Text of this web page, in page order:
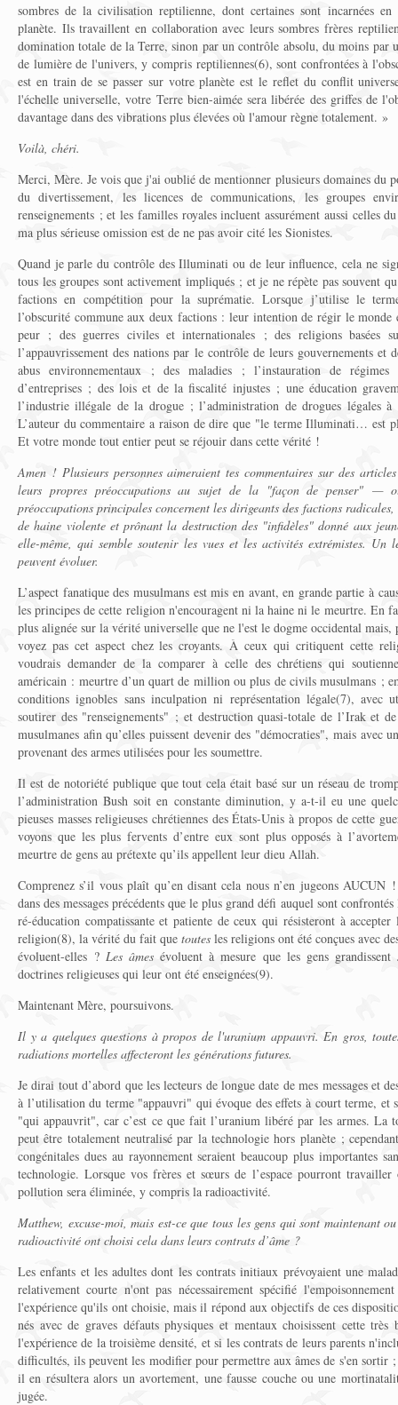
sombres de la civilisation reptilienne, dont certaines sont incarnées
planète. Ils travaillent en collaboration avec leurs sombres frères
domination totale de la Terre, sinon par un contrôle absolu, du moins par
de lumière de l'univers, y compris reptiliennes(6), sont confrontées à
est en train de se passer sur votre planète est le reflet du conflit
l'échelle universelle, votre Terre bien-aimée sera libérée des griffes de
davantage dans des vibrations plus élevées où l'amour règne totalement. »
Voilà, chéri.
Merci, Mère. Je vois que j'ai oublié de mentionner plusieurs domaines du
du divertissement, les licences de communications, les groupes
renseignements ; et les familles royales incluent assurément aussi celles
ma plus sérieuse omission est de ne pas avoir cité les Sionistes.
Quand je parle du contrôle des Illuminati ou de leur influence, cela ne
tous les groupes sont activement impliqués ; et je ne répète pas souvent
factions en compétition pour la suprématie. Lorsque j’utilise le
l’obscurité commune aux deux factions : leur intention de régir le monde
peur ; des guerres civiles et internationales ; des religions basées
l’appauvrissement des nations par le contrôle de leurs gouvernements et
abus environnementaux ; des maladies ; l’instauration de
d’entreprises ; des lois et de la fiscalité injustes ; une éducation
l’industrie illégale de la drogue ; l’administration de drogues légales
L’auteur du commentaire a raison de dire que "le terme Illuminati… est
Et votre monde tout entier peut se réjouir dans cette vérité !
Amen ! Plusieurs personnes aimeraient tes commentaires sur des
leurs propres préoccupations au sujet de la "façon de penser" —
préoccupations principales concernent les dirigeants des factions
de haine violente et prônant la destruction des "infidèles" donné aux
elle-même, qui semble soutenir les vues et les activités extrémistes. Un
peuvent évoluer.
L’aspect fanatique des musulmans est mis en avant, en grande partie à
les principes de cette religion n'encouragent ni la haine ni le meurtre. En
plus alignée sur la vérité universelle que ne l'est le dogme occidental mais,
voyez pas cet aspect chez les croyants. À ceux qui critiquent cette
voudrais demander de la comparer à celle des chrétiens qui
américain : meurtre d’un quart de million ou plus de civils musulmans ;
conditions ignobles sans inculpation ni représentation légale(7),
soutirer des "renseignements" ; et destruction quasi-totale de l’Irak et
musulmanes afin qu’elles puissent devenir des "démocraties", mais avec
provenant des armes utilisées pour les soumettre.
Il est de notoriété publique que tout cela était basé sur un réseau de
l’administration Bush soit en constante diminution, y a-t-il eu une
pieuses masses religieuses chrétiennes des États-Unis à propos de cette
voyons que les plus fervents d’entre eux sont plus opposés à
meurtre de gens au prétexte qu’ils appellent leur dieu Allah.
Comprenez s’il vous plaît qu’en disant cela nous n’en jugeons
dans des messages précédents que le plus grand défi auquel sont
ré-éducation compatissante et patiente de ceux qui résisteront à
religion(8), la vérité du fait que toutes les religions ont été conçues avec
évoluent-elles ?Les âmes évoluent à mesure que les gens grandissent
doctrines religieuses qui leur ont été enseignées(9).
Maintenant Mère, poursuivons.
Il y a quelques questions à propos de l'uranium appauvri. En gros,
radiations mortelles affecteront les générations futures.
Je dirai tout d’abord que les lecteurs de longue date de mes messages et
à l’utilisation du terme "appauvri" qui évoque des effets à court terme, et
"qui appauvrit", car c’est ce que fait l’uranium libéré par les armes. La
peut être totalement neutralisé par la technologie hors planète ;
congénitales dues au rayonnement seraient beaucoup plus importantes
technologie. Lorsque vos frères et sœurs de l’espace pourront
pollution sera éliminée, y compris la radioactivité.
Matthew, excuse-moi, mais est-ce que tous les gens qui sont maintenant
radioactivité ont choisi cela dans leurs contrats d’âme ?
Les enfants et les adultes dont les contrats initiaux prévoyaient une
relativement courte n'ont pas nécessairement spécifié
l'expérience qu'ils ont choisie, mais il répond aux objectifs de ces
nés avec de graves défauts physiques et mentaux choisissent cette
l'expérience de la troisième densité, et si les contrats de leurs parents
difficultés, ils peuvent les modifier pour permettre aux âmes de s'en sortir
il en résultera alors un avortement, une fausse couche ou une
jugée.